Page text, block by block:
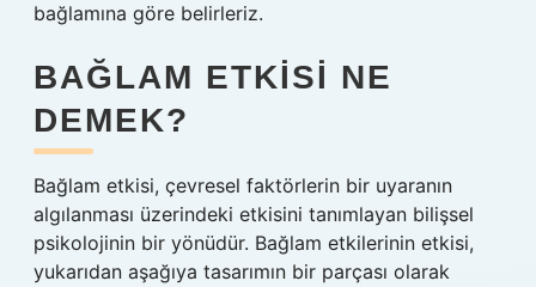
bağlamına göre belirleriz.
BAĞLAM ETKISI NE
DEMEK?
Bağlam etkisi, çevresel faktörlerin bir uyaranın
algılanması üzerindeki etkisini tanımlayan bilişsel
psikolojinin bir yönüdür. Bağlam etkilerinin etkisi,
yukarıdan aşağıya tasarımın bir parçası olarak